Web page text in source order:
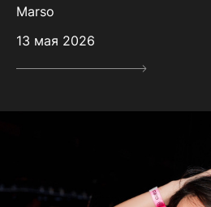
Marso
13 мая 2026